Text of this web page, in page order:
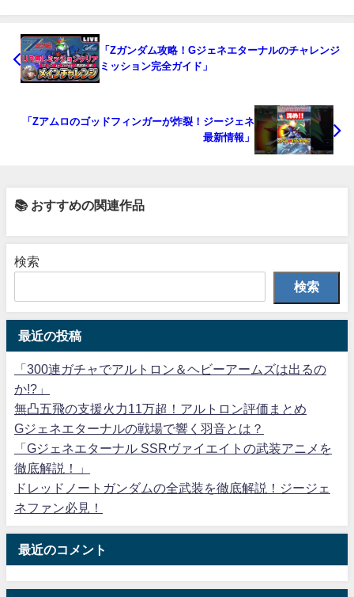
「Zガンダム攻略！Gジェネエターナルのチャレンジ
ミッション完全ガイド」
「Zアムロのゴッドフィンガーが炸裂！ジージェネ
最新情報」
📚 おすすめの関連作品
検索
検索
最近の投稿
「300連ガチャでアルトロン＆ヘビーアームズは出るの
か!?」
無凸五飛の支援火力11万超！アルトロン評価まとめ
Gジェネエターナルの戦場で響く羽音とは？
「Gジェネエターナル SSRヴァイエイトの武装アニメを
徹底解説！」
ドレッドノートガンダムの全武装を徹底解説！ジージェ
ネファン必見！
最近のコメント